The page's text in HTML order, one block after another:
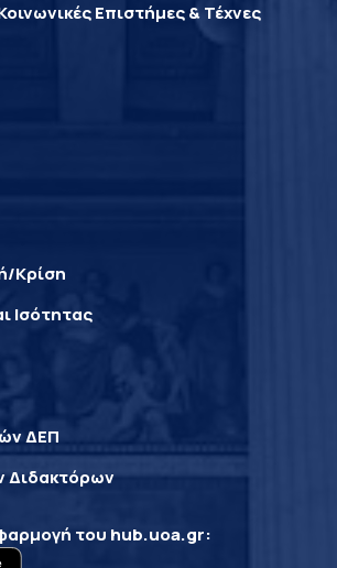
Επιστήμες & Τέχνες
Κρίση
Ισότητας
ΔΕΠ
Διδακτόρων
του hub.uoa.gr: